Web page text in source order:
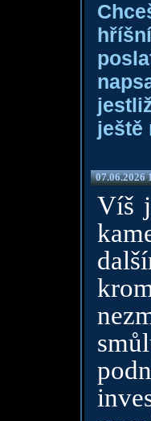
ještě
07.06.2026
Víš